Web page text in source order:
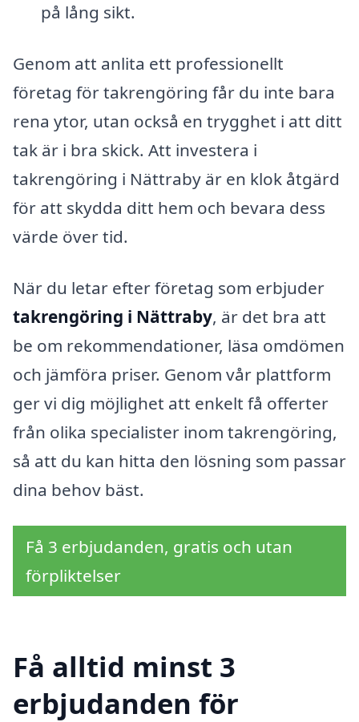
på lång sikt.
Genom att anlita ett professionellt
företag för takrengöring får du inte bara
rena ytor, utan också en trygghet i att ditt
tak är i bra skick. Att investera i
takrengöring i Nättraby är en klok åtgärd
för att skydda ditt hem och bevara dess
värde över tid.
När du letar efter företag som erbjuder
takrengöring i Nättraby, är det bra att
be om rekommendationer, läsa omdömen
och jämföra priser. Genom vår plattform
ger vi dig möjlighet att enkelt få offerter
från olika specialister inom takrengöring,
så att du kan hitta den lösning som passar
dina behov bäst.
Få 3 erbjudanden, gratis och utan
förpliktelser
Få alltid minst 3
erbjudanden för